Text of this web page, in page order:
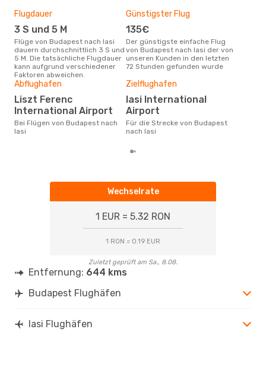
Flugdauer
3 S und 5 M
Flüge von Budapest nach Iasi
dauern durchschnittlich 3 S und
5 M. Die tatsächliche Flugdauer
kann aufgrund verschiedener
Faktoren abweichen.
Günstigster Flug
135€
Der günstigste einfache Flug
von Budapest nach Iasi der von
unseren Kunden in den letzten
72 Stunden gefunden wurde
Abflughafen
Liszt Ferenc
International Airport
Bei Flügen von Budapest nach
Iasi
Zielflughafen
Iasi International
Airport
Für die Strecke von Budapest
nach Iasi
Wechselrate
1 EUR = 5.32 RON
1 RON = 0.19 EUR
Zuletzt geprüft am Sa., 8.08.
Entfernung: 644 kms
Budapest Flughäfen
Iasi Flughäfen